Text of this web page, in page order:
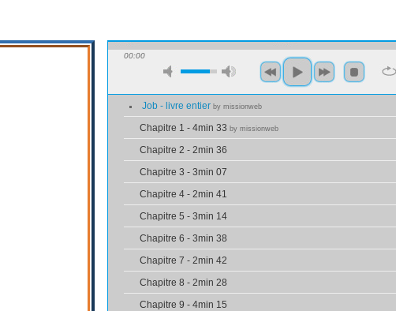
00:00
Job - livre entier by missionweb
Chapitre 1 - 4min 33 by missionweb
Chapitre 2 - 2min 36
Chapitre 3 - 3min 07
Chapitre 4 - 2min 41
Chapitre 5 - 3min 14
Chapitre 6 - 3min 38
Chapitre 7 - 2min 42
Chapitre 8 - 2min 28
Chapitre 9 - 4min 15